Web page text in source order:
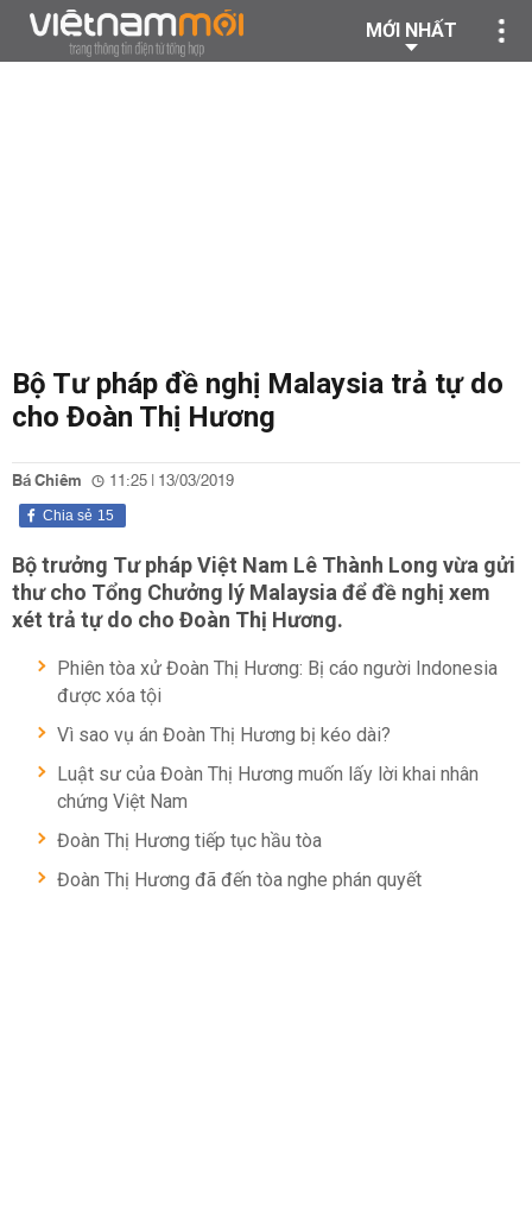
MỚI NHẤT
Bộ Tư pháp đề nghị Malaysia trả tự do
cho Đoàn Thị Hương
Bá Chiêm 11:25 | 13/03/2019
15
Chia sẻ
Bộ trưởng Tư pháp Việt Nam Lê Thành Long vừa gửi
thư cho Tổng Chưởng lý Malaysia để đề nghị xem
xét trả tự do cho Đoàn Thị Hương.
Phiên tòa xử Đoàn Thị Hương: Bị cáo người Indonesia
được xóa tội
Vì sao vụ án Đoàn Thị Hương bị kéo dài?
Luật sư của Đoàn Thị Hương muốn lấy lời khai nhân
chứng Việt Nam
Đoàn Thị Hương tiếp tục hầu tòa
Đoàn Thị Hương đã đến tòa nghe phán quyết